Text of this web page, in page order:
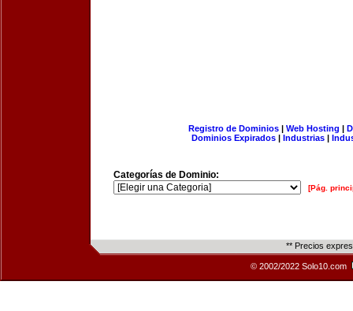
Registro de Dominios| Web Hosting |
Dominios Expirados | Industrias |
Categorías de Dominio:
[Pág.
** Precios
© 2002/2022 Solo10.com